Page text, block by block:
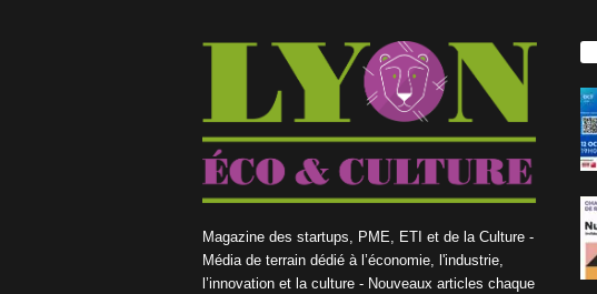
Magazine des startups, PME, ETI et de la Culture -
Média de terrain dédié à l’économie, l'industrie,
l’innovation et la culture - Nouveaux articles chaque